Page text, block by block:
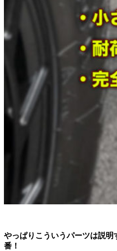
やっぱりこういうパーツは説
番！